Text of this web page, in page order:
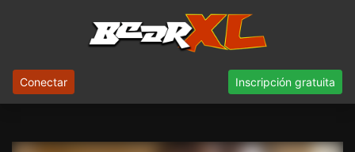
Conectar Inscripción gratuita